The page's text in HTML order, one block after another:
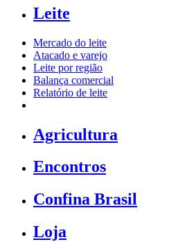
Leite
Mercado do leite
Atacado e varejo
Leite por região
Balança comercial
Relatório de leite
Agricultura
Encontros
Confina Brasil
Loja